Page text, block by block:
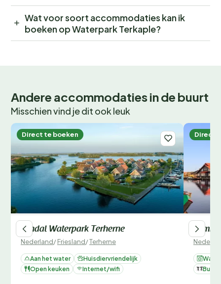
Wat voor soort accommodaties kan ik
boeken op Waterpark Terkaple?
Andere accommodaties in de buurt
Misschien vind je dit ook leuk
Direct te boeken
Landal Waterpark Terherne
Nederland/Friesland/Terherne
Aan het water
Huisdiervriendelijk
Open keuken
Internet/wifi
Direct